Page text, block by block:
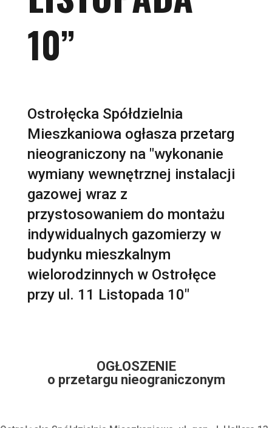
10”
Ostrołęcka Spółdzielnia
Mieszkaniowa ogłasza przetarg
nieograniczony na "wykonanie
wymiany wewnętrznej instalacji
gazowej wraz z
przystosowaniem do montażu
indywidualnych gazomierzy w
budynku mieszkalnym
wielorodzinnych w Ostrołęce
przy ul. 11 Listopada 10"
OGŁOSZENIE
o przetargu nieograniczonym